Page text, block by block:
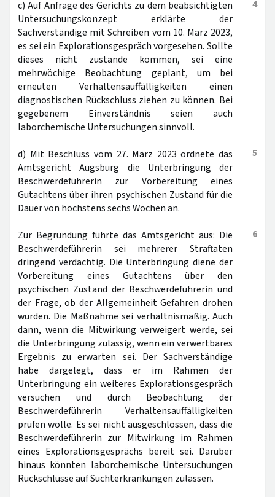
4
c) Auf Anfrage des Gerichts zu dem beabsichtigten
Untersuchungskonzept erklärte der
Sachverständige mit Schreiben vom 10. März 2023,
es sei ein Explorationsgespräch vorgesehen. Sollte
dieses nicht zustande kommen, sei eine
mehrwöchige Beobachtung geplant, um bei
erneuten Verhaltensauffälligkeiten einen
diagnostischen Rückschluss ziehen zu können. Bei
gegebenem Einverständnis seien auch
laborchemische Untersuchungen sinnvoll.
5
d) Mit Beschluss vom 27. März 2023 ordnete das
Amtsgericht Augsburg die Unterbringung der
Beschwerdeführerin zur Vorbereitung eines
Gutachtens über ihren psychischen Zustand für die
Dauer von höchstens sechs Wochen an.
6
Zur Begründung führte das Amtsgericht aus: Die
Beschwerdeführerin sei mehrerer Straftaten
dringend verdächtig. Die Unterbringung diene der
Vorbereitung eines Gutachtens über den
psychischen Zustand der Beschwerdeführerin und
der Frage, ob der Allgemeinheit Gefahren drohen
würden. Die Maßnahme sei verhältnismäßig. Auch
dann, wenn die Mitwirkung verweigert werde, sei
die Unterbringung zulässig, wenn ein verwertbares
Ergebnis zu erwarten sei. Der Sachverständige
habe dargelegt, dass er im Rahmen der
Unterbringung ein weiteres Explorationsgespräch
versuchen und durch Beobachtung der
Beschwerdeführerin Verhaltensauffälligkeiten
prüfen wolle. Es sei nicht ausgeschlossen, dass die
Beschwerdeführerin zur Mitwirkung im Rahmen
eines Explorationsgesprächs bereit sei. Darüber
hinaus könnten laborchemische Untersuchungen
Rückschlüsse auf Suchterkrankungen zulassen.